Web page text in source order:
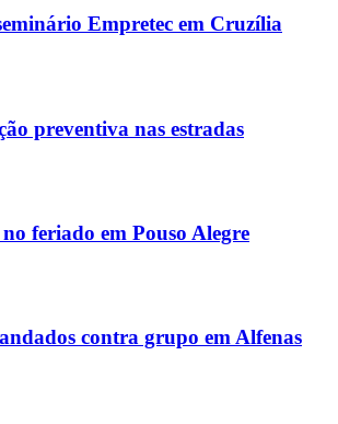
Empretec em Cruzília
preventiva nas estradas
feriado em Pouso Alegre
contra grupo em Alfenas